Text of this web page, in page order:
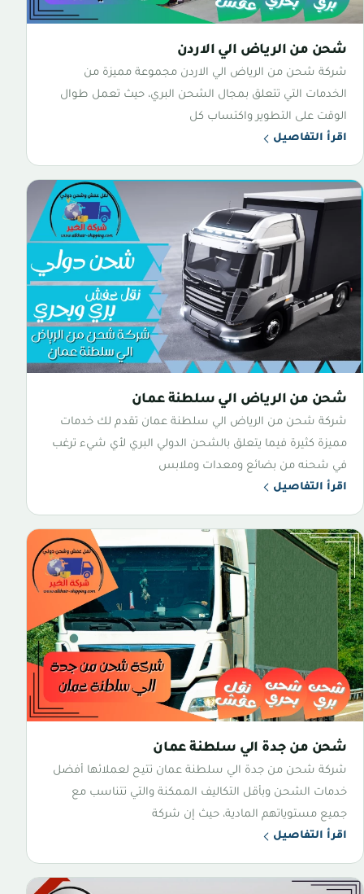
شحن من الرياض الي الاردن
شركة شحن من الرياض الي الاردن مجموعة مميزة من
الخدمات التي تتعلق بمجال الشحن البري، حيث تعمل طوال
الوقت على التطوير واكتساب كل
اقرأ التفاصيل
شحن من الرياض الي سلطنة عمان
شركة شحن من الرياض الي سلطنة عمان تقدم لك خدمات
مميزة كثيرة فيما يتعلق بالشحن الدولي البري لأي شيء ترغب
في شحنه من بضائع ومعدات وملابس
اقرأ التفاصيل
شحن من جدة الي سلطنة عمان
شركة شحن من جدة الي سلطنة عمان تتيح لعملائها أفضل
خدمات الشحن وبأقل التكاليف الممكنة والتي تتناسب مع
جميع مستوياتهم المادية، حيث إن شركة
اقرأ التفاصيل